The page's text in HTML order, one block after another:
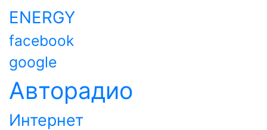
ENERGY
facebook
google
Авторадио
Интернет